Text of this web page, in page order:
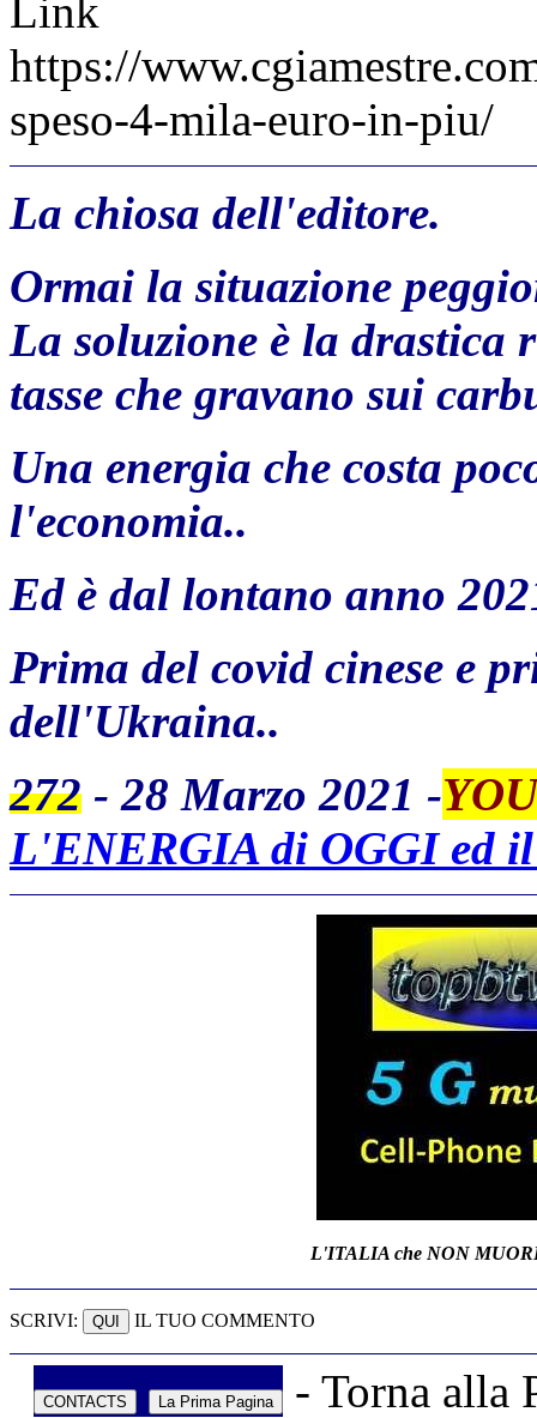
Link
https://
speso-4-mila-euro-in-piu/
La chiosa dell'editore.
Ormai la situazione
La soluzione è la drastica
tasse che gravano sui
Una energia che costa
l'economia..
Ed è dal lontano anno
Prima del covid cinese e
dell'Ukraina..
272 - 28 Marzo 2021 -
L'ENERGIA di OGGI ed
L'ITALIA che NON
SCRIVI: IL TUO COMMENTO
- Torna alla